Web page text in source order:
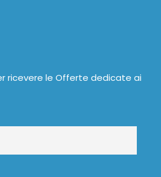
ricevere le Offerte dedicate ai